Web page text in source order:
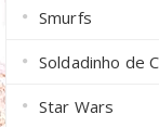
Smurfs
Soldadinho de
Star Wars